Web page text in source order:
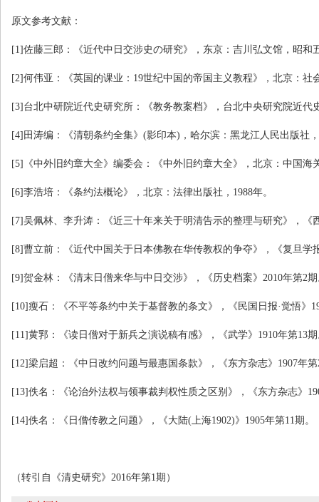
原文参考文献：
[1]佐藤三郎：《近代中日交涉史の研究》，东京：吉川弘文馆，昭和
[2]何伟亚：《英国的课业： 19世纪中国的帝国主义教程》，北京：社
[3] 台北中研院近代史研究所：《教务教案档》，台北中央研究院近代
[4] 田涛编：《清朝条约全集》 (影印本) ，哈尔滨：黑龙江人民出版社，
[5] 《中外旧约章大全》编委会：《中外旧约章大全》，北京：中国海
[6]李浩培：《条约法概论》，北京：法律出版社， 1988年。
[7]吴佩林、李升涛：《近三十年来关于明清告示的整理与研究》，《
[8]曹立前：《近代中国关于日本佛教在华传教权的争夺》，《复旦学
[9]贺金林：《清末日僧来华与中日交涉》，《历史档案》 2010年第2
[10]瘦石：《不平等条约中关于基督教的条文》，《民国日报·觉悟》
[11]黄郛：《读日僧对于新兵之演说稿有感》，《武学》 1910年第13
[12]梁启超：《中日改约问题与最惠国条款》，《东方杂志》 1907年第
[13]佚名：《论治外法权与领事裁判权性质之区别》，《东方杂志》
[14]佚名：《日僧传教之问题》，《大陆(上海1902)》 1905年第11期。
（转引自《清史研究》 2016年第1期）